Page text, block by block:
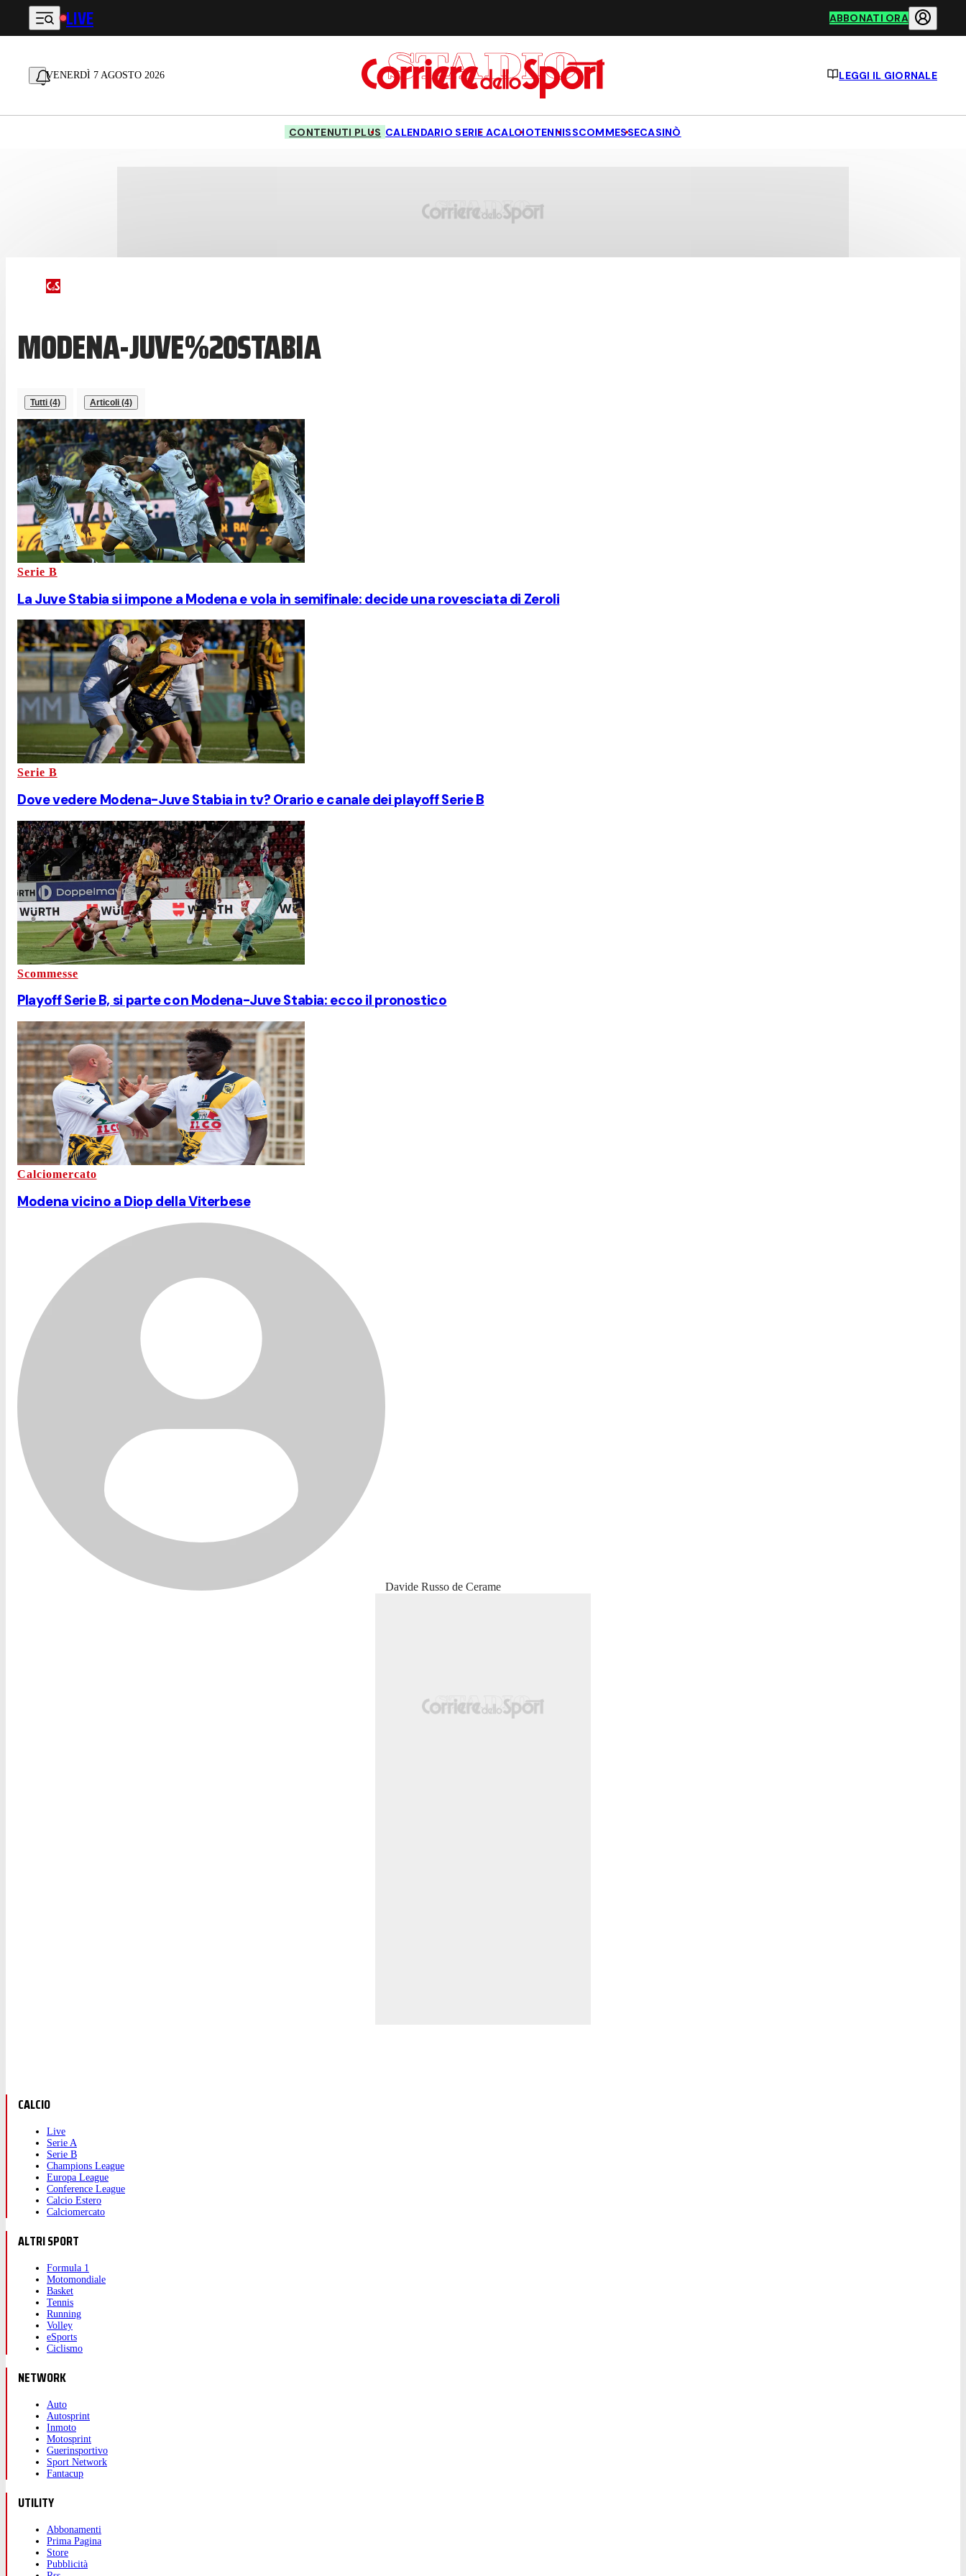
Vai al contenuto principale
LIVE ABBONATI ORA
VENERDÌ 7 AGOSTO 2026 LEGGI IL GIORNALE
CONTENUTI PLUS CALENDARIO SERIE ACALCIOTENNISSCOMMESSECASINÒ
MODENA-JUVE%20STABIA
Tutti (4) Articoli (4)
Serie B
La Juve Stabia si impone a Modena e vola in semifinale: decide una rovesciata di Zeroli
Serie B
Dove vedere Modena-Juve Stabia in tv? Orario e canale dei playoff Serie B
Scommesse
Playoff Serie B, si parte con Modena-Juve Stabia: ecco il pronostico
Calciomercato
Modena vicino a Diop della Viterbese
Davide Russo de Cerame
CALCIO
Live
Serie A
Serie B
Champions League
Europa League
Conference League
Calcio Estero
Calciomercato
ALTRI SPORT
Formula 1
Motomondiale
Basket
Tennis
Running
Volley
eSports
Ciclismo
NETWORK
Auto
Autosprint
Inmoto
Motosprint
Guerinsportivo
Sport Network
Fantacup
UTILITY
Abbonamenti
Prima Pagina
Store
Pubblicità